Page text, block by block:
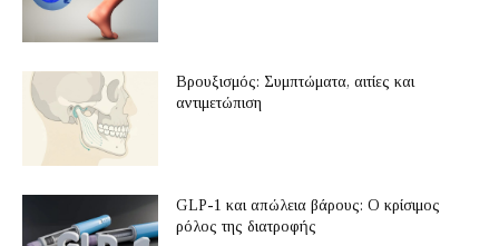
Βρουξισμός: Συμπτώματα, αιτίες και
αντιμετώπιση
GLP-1 και απώλεια βάρους: Ο κρίσιμος
ρόλος της διατροφής